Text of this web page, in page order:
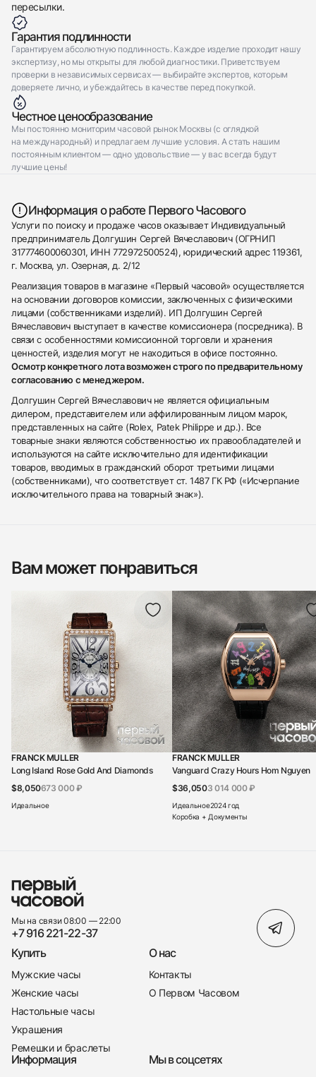
пересылки.
Гарантия подлинности
Гарантируем абсолютную подлинность. Каждое изделие проходит нашу
экспертизу, но мы открыты для любой диагностики. Приветствуем
проверки в независимых сервисах — выбирайте экспертов, которым
доверяете лично, и убеждайтесь в качестве перед покупкой.
Честное ценообразование
Мы постоянно мониторим часовой рынок Москвы (с оглядкой
на международный) и предлагаем лучшие условия. А стать нашим
постоянным клиентом — одно удовольствие — у вас всегда будут
лучшие цены!
Информация о работе Первого Часового
Услуги по поиску и продаже часов оказывает Индивидуальный
предприниматель Долгушин Сергей Вячеславович (ОГРНИП
317774600060301, ИНН 772972500524), юридический адрес 119361,
г. Москва, ул. Озерная, д. 2/12
Реализация товаров в магазине «Первый часовой» осуществляется
на основании договоров комиссии, заключенных с физическими
лицами (собственниками изделий). ИП Долгушин Сергей
Вячеславович выступает в качестве комиссионера (посредника). В
связи с особенностями комиссионной торговли и хранения
ценностей, изделия могут не находиться в офисе постоянно.
Осмотр конкретного лота возможен строго по предварительному
согласованию с менеджером.
Долгушин Сергей Вячеславович не является официальным
дилером, представителем или аффилированным лицом марок,
представленных на сайте (Rolex, Patek Philippe и др.). Все
товарные знаки являются собственностью их правообладателей и
используются на сайте исключительно для идентификации
товаров, вводимых в гражданский оборот третьими лицами
(собственниками), что соответствует ст. 1487 ГК РФ («Исчерпание
исключительного права на товарный знак»).
Вам может понравиться
FRANCK MULLER
Long Island Rose Gold And Diamonds
$8,050673 000 ₽
Идеальное
FRANCK MULLER
Vanguard Crazy Hours Hom Nguyen
$36,0503 014 000 ₽
Идеальное2024 год
Коробка + Документы
Мы на связи 08:00 — 22:00
+7 916 221-22-37
Купить
Мужские часы
Женские часы
Настольные часы
Украшения
Ремешки и браслеты
О нас
Контакты
О Первом Часовом
Информация Мы в соцсетях